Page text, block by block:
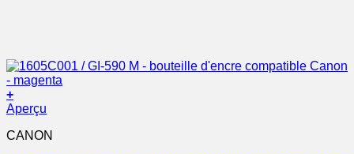
+
Aperçu
CANON